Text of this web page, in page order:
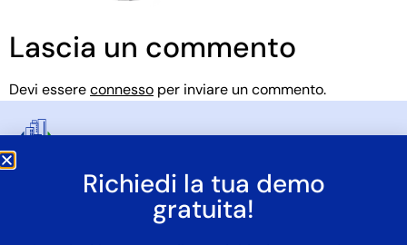
Lascia un commento
Devi essereconnesso per inviare un commento.
info@whereveroffice.it
Richiedi la tua demo
gratuita!